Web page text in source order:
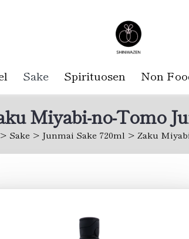
Sake Spirituosen Non
Miyabi-no-Tomo
Sake Junmai Sake 720ml Zaku